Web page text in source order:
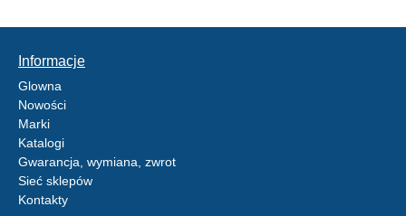
Informacje
Glowna
Nowości
Marki
Katalogi
Gwarancja, wymiana, zwrot
Sieć sklepów
Kontakty